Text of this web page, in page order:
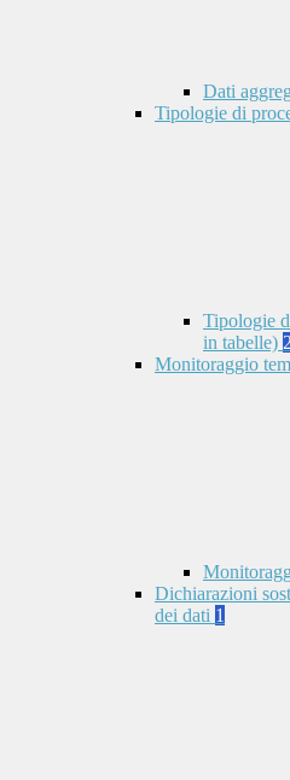
Dati
Tipologie di
Tipologie
in tabelle) 2
Monitoraggio
Dichiarazioni
dei dati 1